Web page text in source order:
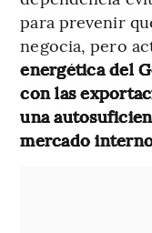
para prevenir
negocia, pero
energética del
con las
una
mercado